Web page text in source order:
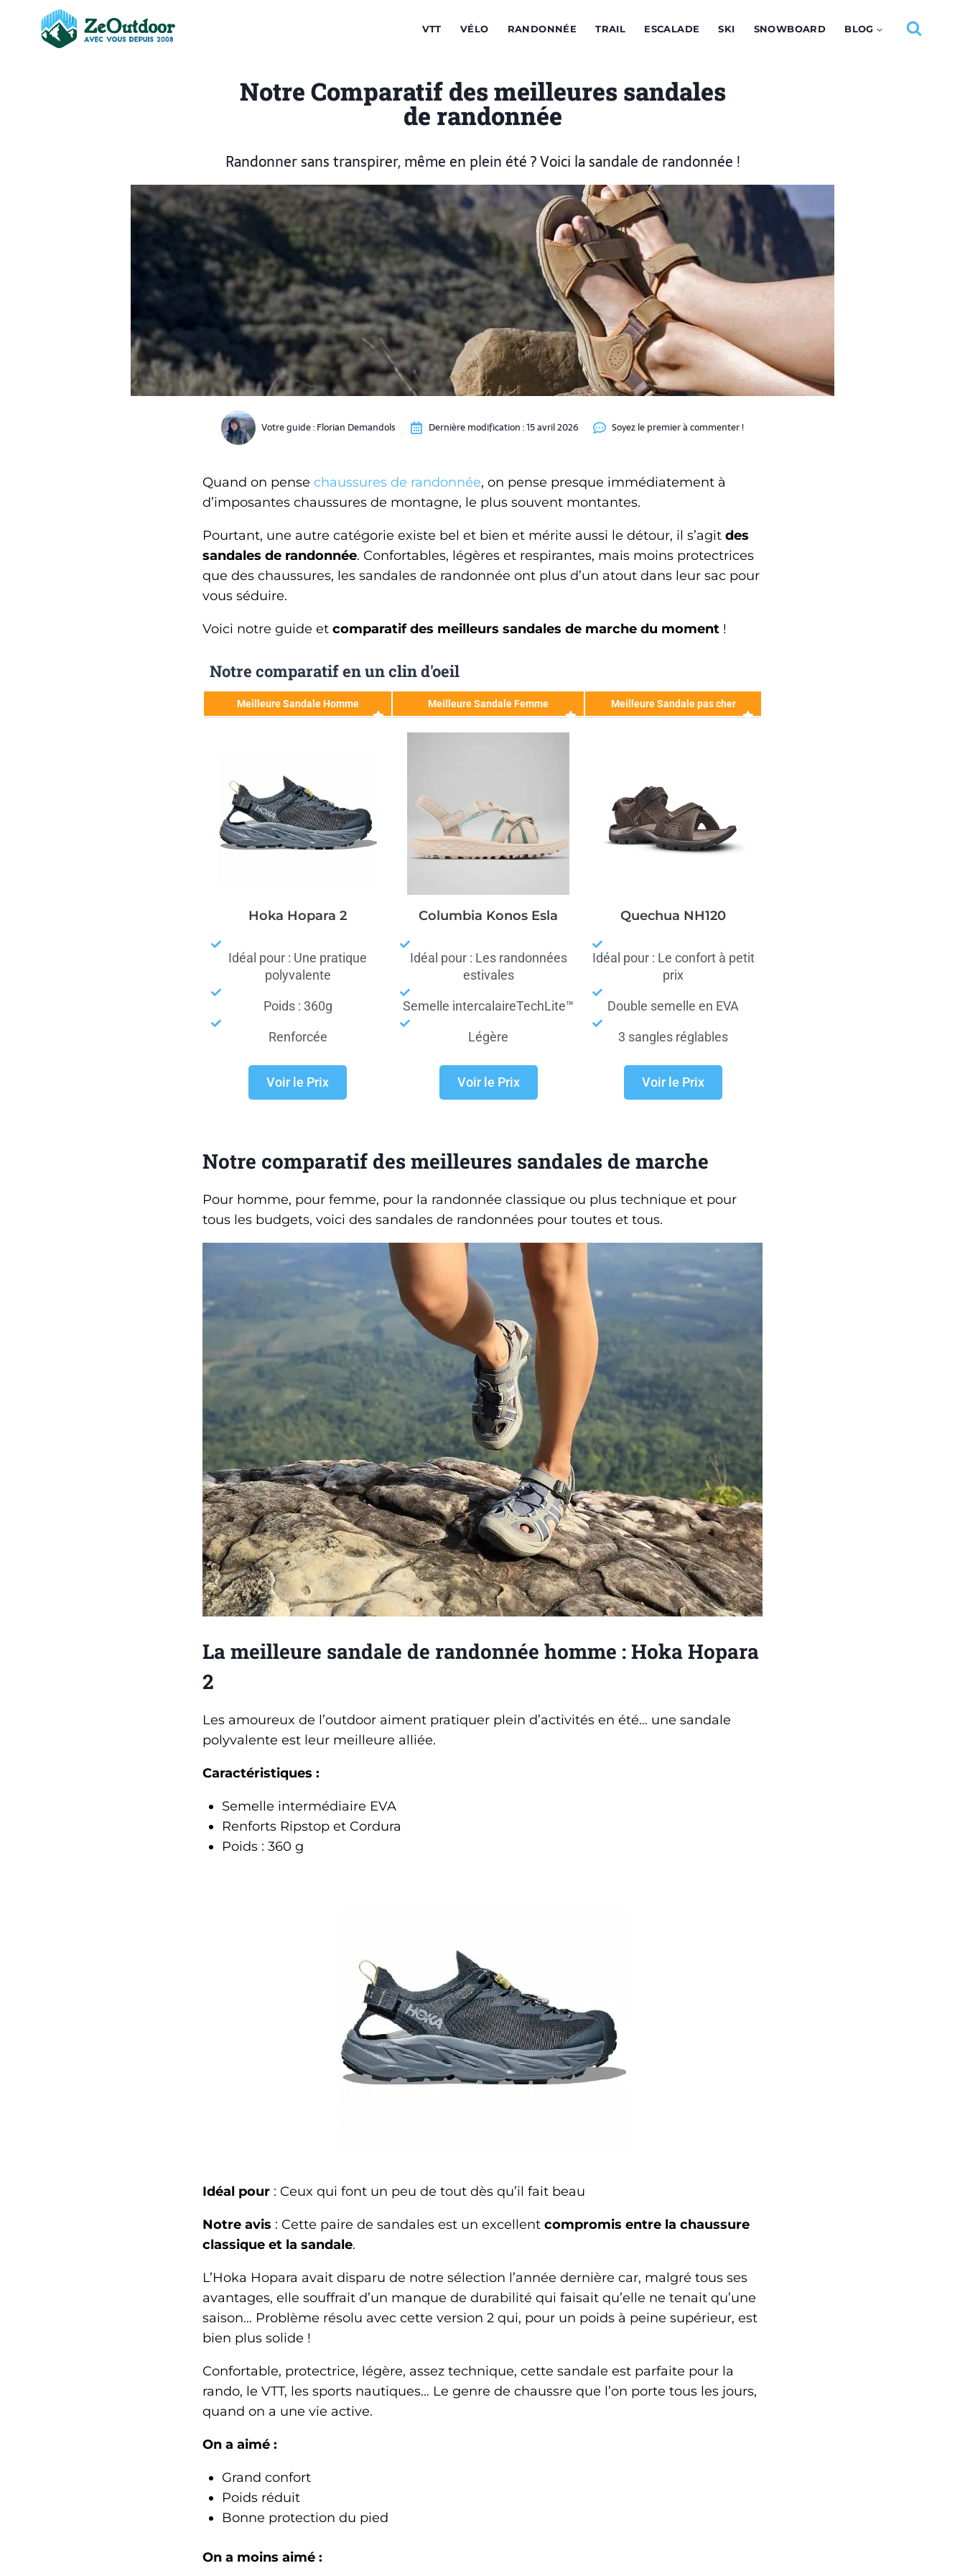
VTT VÉLO RANDONNÉE TRAIL ESCALADE SKI SNOWBOARD BLOG
Notre Comparatif des meilleures sandales
de randonnée
Randonner sans transpirer, même en plein été ? Voici la sandale de randonnée !
Votre guide :Florian Demandols Dernière modification :15 avril 2026 Soyez le premier à commenter !
Quand on pense chaussures de randonnée, on pense presque immédiatement à
d’imposantes chaussures de montagne, le plus souvent montantes.
Pourtant, une autre catégorie existe bel et bien et mérite aussi le détour, il s’agit des
sandales de randonnée. Confortables, légères et respirantes, mais moins protectrices
que des chaussures, les sandales de randonnée ont plus d’un atout dans leur sac pour
vous séduire.
Voici notre guide et comparatif des meilleurs sandales de marche du moment !
Notre comparatif en un clin d'oeil
Meilleure Sandale Homme Meilleure Sandale Femme Meilleure Sandale pas cher
Hoka Hopara 2 Columbia Konos Esla Quechua NH120
Idéal pour : Une pratique
polyvalente
Poids : 360g
Renforcée
Idéal pour : Les randonnées
estivales
Semelle intercalaireTechLite™
Légère
Idéal pour : Le confort à petit
prix
Double semelle en EVA
3 sangles réglables
Voir le Prix Voir le Prix Voir le Prix
Notre comparatif des meilleures sandales de marche
Pour homme, pour femme, pour la randonnée classique ou plus technique et pour
tous les budgets, voici des sandales de randonnées pour toutes et tous.
La meilleure sandale de randonnée homme :Hoka Hopara
2
Les amoureux de l’outdoor aiment pratiquer plein d’activités en été… une sandale
polyvalente est leur meilleure alliée.
Caractéristiques :
Semelle intermédiaire EVA
Renforts Ripstop et Cordura
Poids : 360 g
Idéal pour : Ceux qui font un peu de tout dès qu’il fait beau
Notre avis : Cette paire de sandales est un excellent compromis entre la chaussure
classique et la sandale.
L’Hoka Hopara avait disparu de notre sélection l’année dernière car, malgré tous ses
avantages, elle souffrait d’un manque de durabilité qui faisait qu’elle ne tenait qu’une
saison… Problème résolu avec cette version 2 qui, pour un poids à peine supérieur, est
bien plus solide !
Confortable, protectrice, légère, assez technique, cette sandale est parfaite pour la
rando, le VTT, les sports nautiques… Le genre de chaussre que l’on porte tous les jours,
quand on a une vie active.
On a aimé :
Grand confort
Poids réduit
Bonne protection du pied
On a moins aimé :